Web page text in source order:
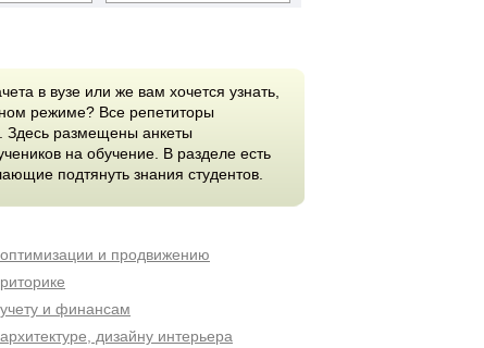
в вузе или же вам хочется узнать,
режиме? Все репетиторы
Здесь размещены анкеты
на обучение. В разделе есть
подтянуть знания студентов.
и продвижению
и финансам
дизайну интерьера